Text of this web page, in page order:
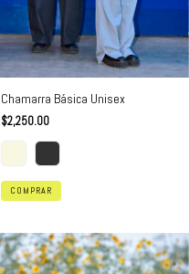
Chamarra Básica Unisex
$2,250.00
COMPRAR